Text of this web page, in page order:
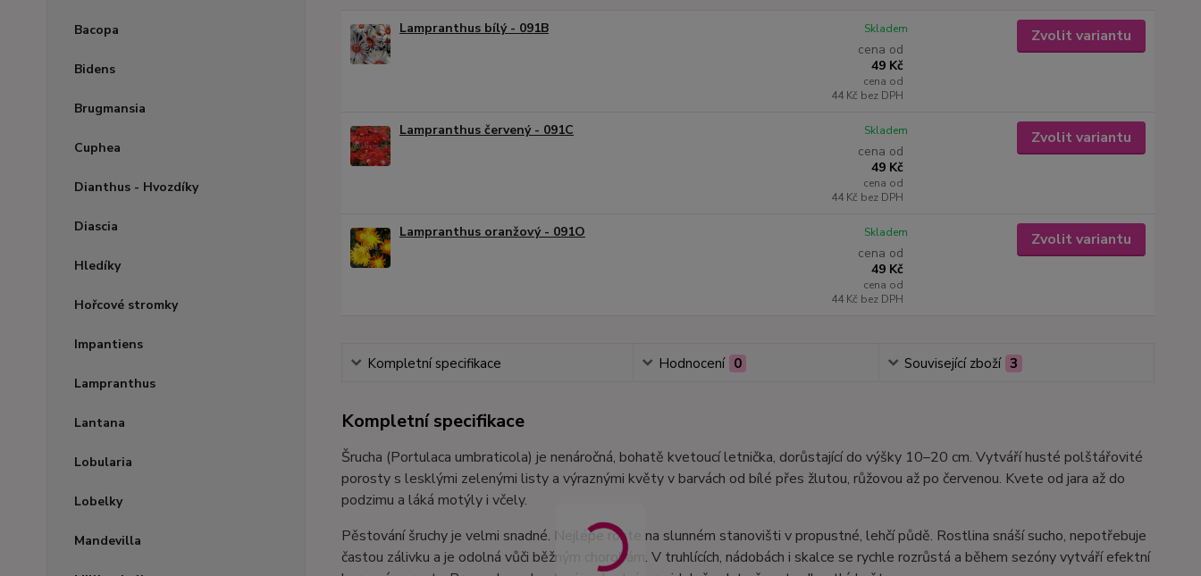
Bacopa
Bidens
Brugmansia
Cuphea
Dianthus - Hvozdíky
Diascia
Hledíky
Hořcové stromky
Impantiens
Lampranthus
Lantana
Lobularia
Lobelky
Mandevilla
Lampranthus bílý - 091B
cena od
49 Kč
cena od
44 Kč bez DPH
Skladem Zvolit variantu
Lampranthus červený - 091C
cena od
49 Kč
cena od
44 Kč bez DPH
Skladem Zvolit variantu
Lampranthus oranžový - 091O
cena od
49 Kč
cena od
44 Kč bez DPH
Skladem Zvolit variantu
Kompletní specifikace Hodnocení 0 Související zboží 3
Kompletní specifikace
Šrucha (Portulaca umbraticola) je nenáročná, bohatě kvetoucí letnička, dorůstající do výšky 10–20 cm. Vytváří husté polštářovité
porosty s lesklými zelenými listy a výraznými květy v barvách od bílé přes žlutou, růžovou až po červenou. Kvete od jara až do
podzimu a láká motýly i včely.
Pěstování šruchy je velmi snadné. Nejlépe roste na slunném stanovišti v propustné, lehčí půdě. Rostlina snáší sucho, nepotřebuje
častou zálivku a je odolná vůči běžným chorobám. V truhlících, nádobách i skalce se rychle rozrůstá a během sezóny vytváří efektní